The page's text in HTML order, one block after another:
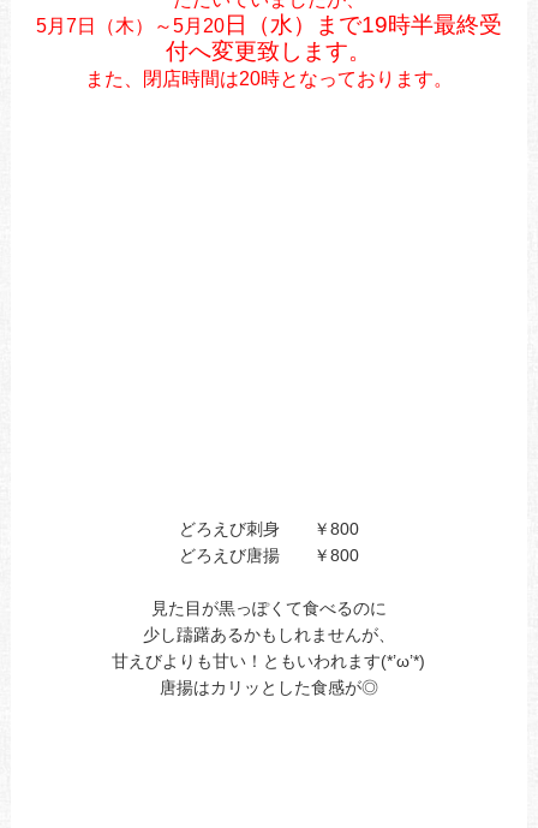
5月7日（木）～5月20日（水）まで19時半最終受
付へ変更致します。
また、閉店時間は20時となっております。
どろえび刺身 ￥800
どろえび唐揚 ￥800
見た目が黒っぽくて食べるのに
少し躊躇あるかもしれませんが、
甘えびよりも甘い！ともいわれます(*’ω’*)
唐揚はカリッとした食感が◎